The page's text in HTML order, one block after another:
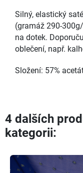
Silný, elastický
(gramáž 290-
na dotek.
oblečení, např.
Složení: 57%
4 dalších
kategorii: